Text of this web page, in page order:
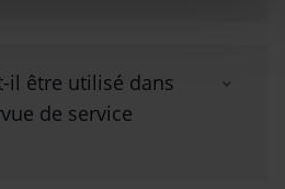
il être utilisé dans
de service